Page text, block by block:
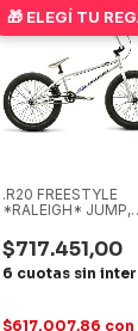
.R20 FREESTYLE
*RALEIGH* JUMP,
$717.451,00
$617.007,86 con
🎁 ELEGÍ TU